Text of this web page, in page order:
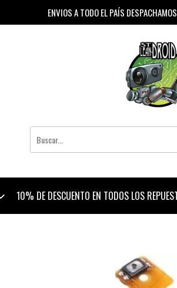
ENVIOS A TODO EL PAÍS
10% DE DESCUENTO EN TODOS LOS